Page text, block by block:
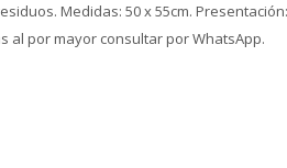
Medidas: 50 x 55cm.
al por mayor consultar por WhatsApp.